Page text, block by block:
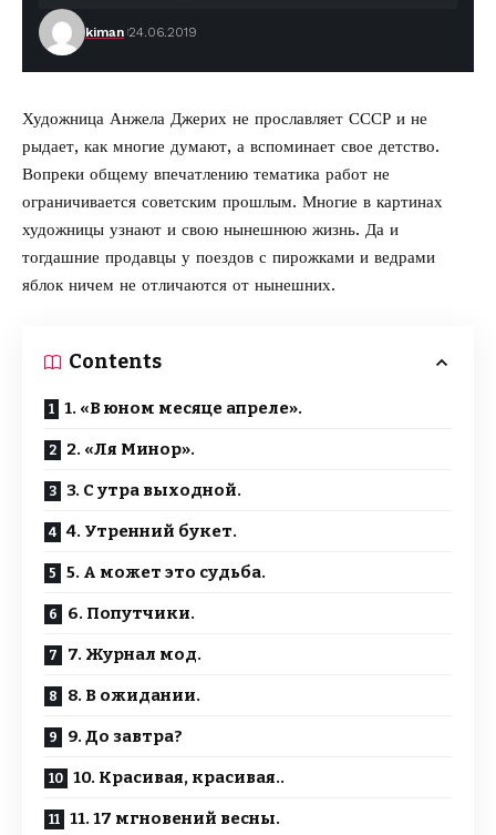
kiman 24.06.2019
Художница Анжела Джерих не прославляет СССР и не
рыдает, как многие думают, а вспоминает свое детство.
Вопреки общему впечатлению тематика работ не
ограничивается советским прошлым. Многие в картинах
художницы узнают и свою нынешнюю жизнь. Да и
тогдашние продавцы у поездов с пирожками и ведрами
яблок ничем не отличаются от нынешних.
Contents
1. «В юном месяце апреле».
2. «Ля Минор».
3. С утра выходной.
4. Утренний букет.
5. А может это судьба.
6. Попутчики.
7. Журнал мод.
8. В ожидании.
9. До завтра?
10. Красивая, красивая..
11. 17 мгновений весны.